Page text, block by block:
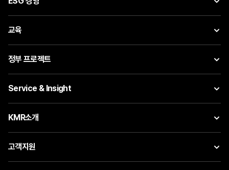
교육
정부 프로젝트
Service & Insight
KMR소개
고객지원